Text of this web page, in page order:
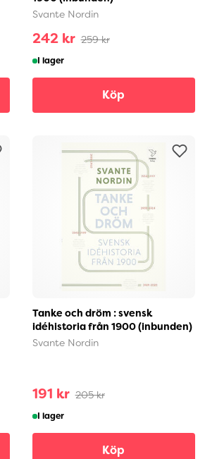
Svante Nordin
242 kr 259 kr
I lager
Köp
Tanke och dröm : svensk
idéhistoria från 1900 (inbunden)
Svante Nordin
191 kr 205 kr
I lager
Köp